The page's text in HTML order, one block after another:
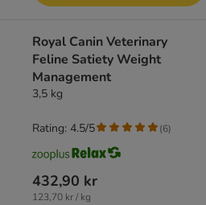
Royal Canin Veterinary
Feline Satiety Weight
Management
3,5 kg
432,90 kr
123,70 kr / kg
Rating: 4.5/5 (6)